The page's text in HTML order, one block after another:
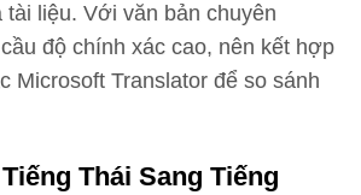
tài liệu. Với văn bản chuyên
độ chính xác cao, nên kết hợp
Microsoft Translator để so sánh
Thái Sang Tiếng